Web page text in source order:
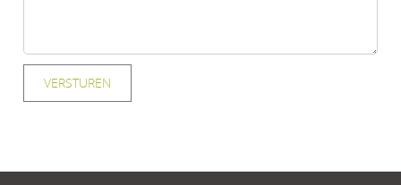
VERSTUREN